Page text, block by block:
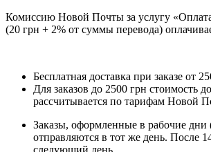
Комиссию Новой Почты за услугу
(20 грн + 2% от суммы перевода)
Бесплатная доставка при заказе от
Для заказов до 2500 грн стоимость
рассчитывается по тарифам Новой
Заказы, оформленные в рабочие дни
отправляются в тот же день. После
следующий день